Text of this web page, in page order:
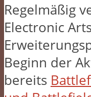
Regelmäßig
Electronic
Beginn der
bereits